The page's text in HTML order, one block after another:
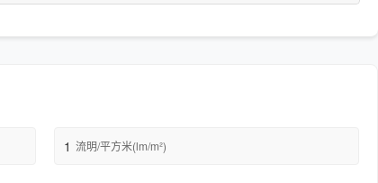
1 流明/平方米(lm/m²)